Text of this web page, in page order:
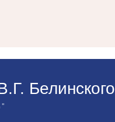
Белинского